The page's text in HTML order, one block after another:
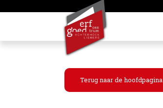
Terug naar de hoofdpagina